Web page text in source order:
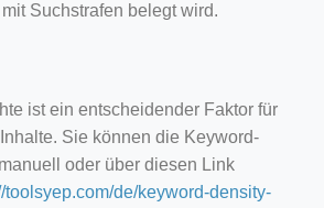
Suchstrafen belegt wird.
ist ein entscheidender Faktor für
Sie können die Keyword-
oder über diesen Link
toolsyep.com/de/keyword-density-